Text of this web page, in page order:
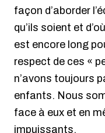
façon d’aborder
qu’ils soient et
est encore long
respect de ces «
n’avons toujours
enfants. Nous
face à eux et en
impuissants.